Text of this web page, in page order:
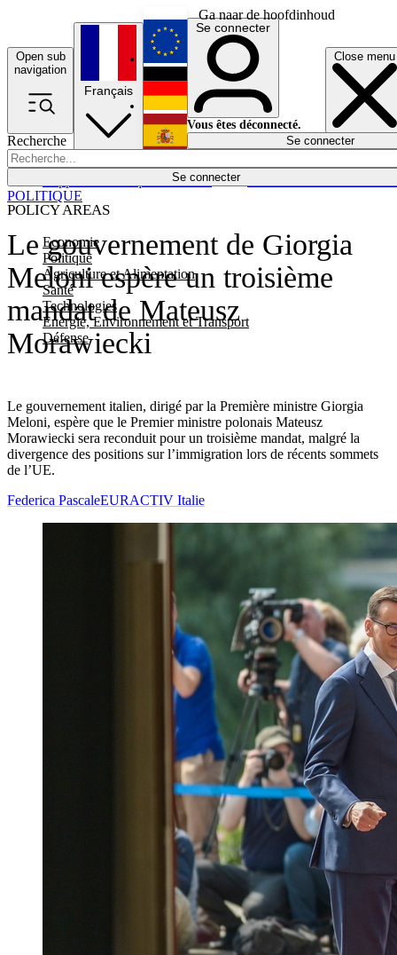
Ga naar de hoofdinhoud
Open sub
navigation
Close menu
Recherche
Se connecter
POLICY AREAS
Economie
Politique
Agriculture et Alimentation
Santé
Technologies
Energie, Environnement et Transport
Défense
Économie
Français
English
Deutsch
Español
Se connecter
Vous êtes déconnecté.
Se connecter
Le gouvernement de Giorgia
Meloni espère un troisième
mandat de Mateusz
Morawiecki
Le gouvernement italien, dirigé par la Première ministre Giorgia
Meloni, espère que le Premier ministre polonais Mateusz
Morawiecki sera reconduit pour un troisième mandat, malgré la
divergence des positions sur l’immigration lors de récents sommets
de l’UE.
POLITIQUE
Federica PascaleEURACTIV Italie